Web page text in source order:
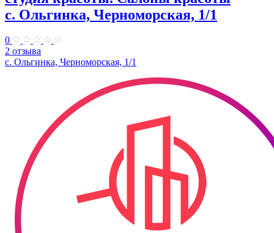
с. Ольгинка, Черноморская, 1/1
0
2 отзыва
с. Ольгинка, Черноморская, 1/1